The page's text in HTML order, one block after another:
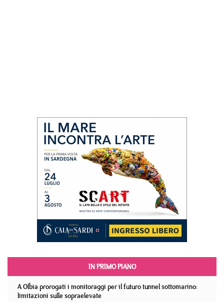
IN PRIMO PIANO
A Olbia prorogati i monitoraggi per il futuro tunnel sottomarino:
limitazioni sulle sopraelevate